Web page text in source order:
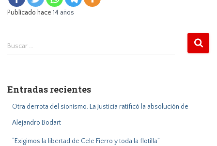
Publicado hace 14 años
B
r
Buscar …
Entradas recientes
Otra derrota del sionismo. La Justicia ratificó la absolución de
Alejandro Bodart
“Exigimos la libertad de Cele Fierro y toda la flotilla”